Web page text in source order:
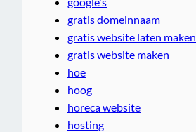
gratis domeinnaam
gratis website laten maken
gratis website maken
hoe
hoog
horeca website
hosting